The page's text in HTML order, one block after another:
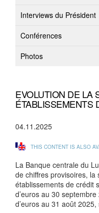
Interviews du Président
Conférences
Photos
EVOLUTION DE LA
ÉTABLISSEMENTS
04.11.2025
THIS CONTENT IS ALSO
La Banque centrale du
de chiffres provisoires,
établissements de crédit
d’euros au 30
d’euros au 31 août